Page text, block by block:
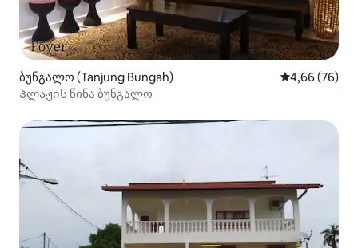
ბუნგალო (Tanjung Bungah) საშუალო
4,66 (76)
Პლაჟის წინა ბუნგალო